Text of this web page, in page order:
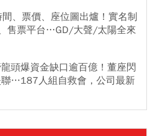
間、票價、座位圖出爐！實名制
售票平台…GD/大聲/太陽全來
頭爆資金缺口逾百億！董座閃
…187人組自救會，公司最新